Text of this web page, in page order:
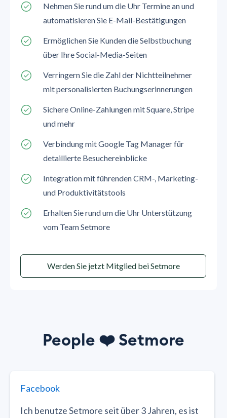
Werden Sie jetzt Mitglied bei Setmore
Nehmen Sie rund um die Uhr Termine an und
automatisieren Sie E-Mail-Bestätigungen
Ermöglichen Sie Kunden die Selbstbuchung
über Ihre Social-Media-Seiten
Verringern Sie die Zahl der Nichtteilnehmer
mit personalisierten Buchungserinnerungen
Sichere Online-Zahlungen mit Square, Stripe
und mehr
Verbindung mit Google Tag Manager für
detaillierte Besuchereinblicke
Integration mit führenden CRM-, Marketing-
und Produktivitätstools
Erhalten Sie rund um die Uhr Unterstützung
vom Team Setmore
People ❤️ Setmore
Facebook
Ich benutze Setmore seit über 3 Jahren, es ist